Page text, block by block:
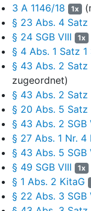
und
Räumen
rechtswidrig, bei
keine
Antragsgegner
auch die
Sachkosten für
Kalkulation ergebe
werden solle. Die
Rechenfehler auf,
nicht 3,5, sondern
3 A 1146/18 1x
§ 23 Abs. 4 Satz
§ 24 SGB VIII
1x
§ 4 Abs. 1 Satz 1
§ 43 Abs. 2 Satz
zugeordnet)
§ 43 Abs. 2 Satz
§ 20 Abs. 5 Satz
§ 43 Abs. 2 SGB
§ 27 Abs. 1 Nr. 4
§ 43 Abs. 5 SGB
§ 49 SGB VIII
1x
§ 1 Abs. 2 KitaG
§ 22 Abs. 3 SGB